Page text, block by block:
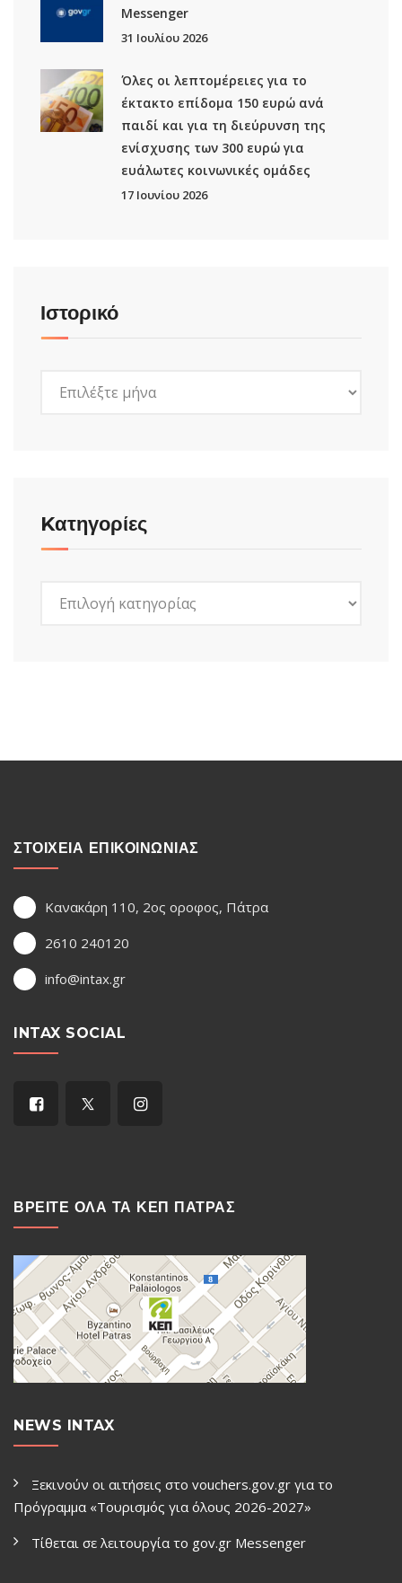
Μessenger
31 Ιουλίου 2026
Όλες οι λεπτομέρειες για το
έκτακτο επίδομα 150 ευρώ ανά
παιδί και για τη διεύρυνση της
ενίσχυσης των 300 ευρώ για
ευάλωτες κοινωνικές ομάδες
17 Ιουνίου 2026
Ιστορικό
Kατηγορίες
ΣΤΟΙΧΕΙΑ ΕΠΙΚΟΙΝΩΝΙΑΣ
Κανακάρη 110, 2ος οροφος, Πάτρα
2610 240120
info@intax.gr
INTAX SOCIAL
ΒΡΕΙΤΕ ΟΛΑ ΤΑ ΚΕΠ ΠΑΤΡΑΣ
NEWS INTAX
Ξεκινούν οι αιτήσεις στο vouchers.gov.gr για το
Πρόγραμμα «Τουρισμός για όλους 2026-2027»
Τίθεται σε λειτουργία το gov.gr Μessenger